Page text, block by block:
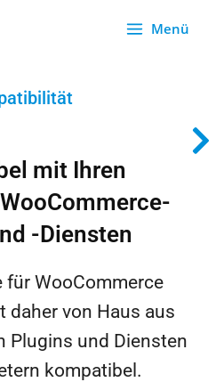
Menü
mit Ihren
-Diensten
für WooCommerce
daher von Haus aus
Plugins und Diensten
kompatibel.